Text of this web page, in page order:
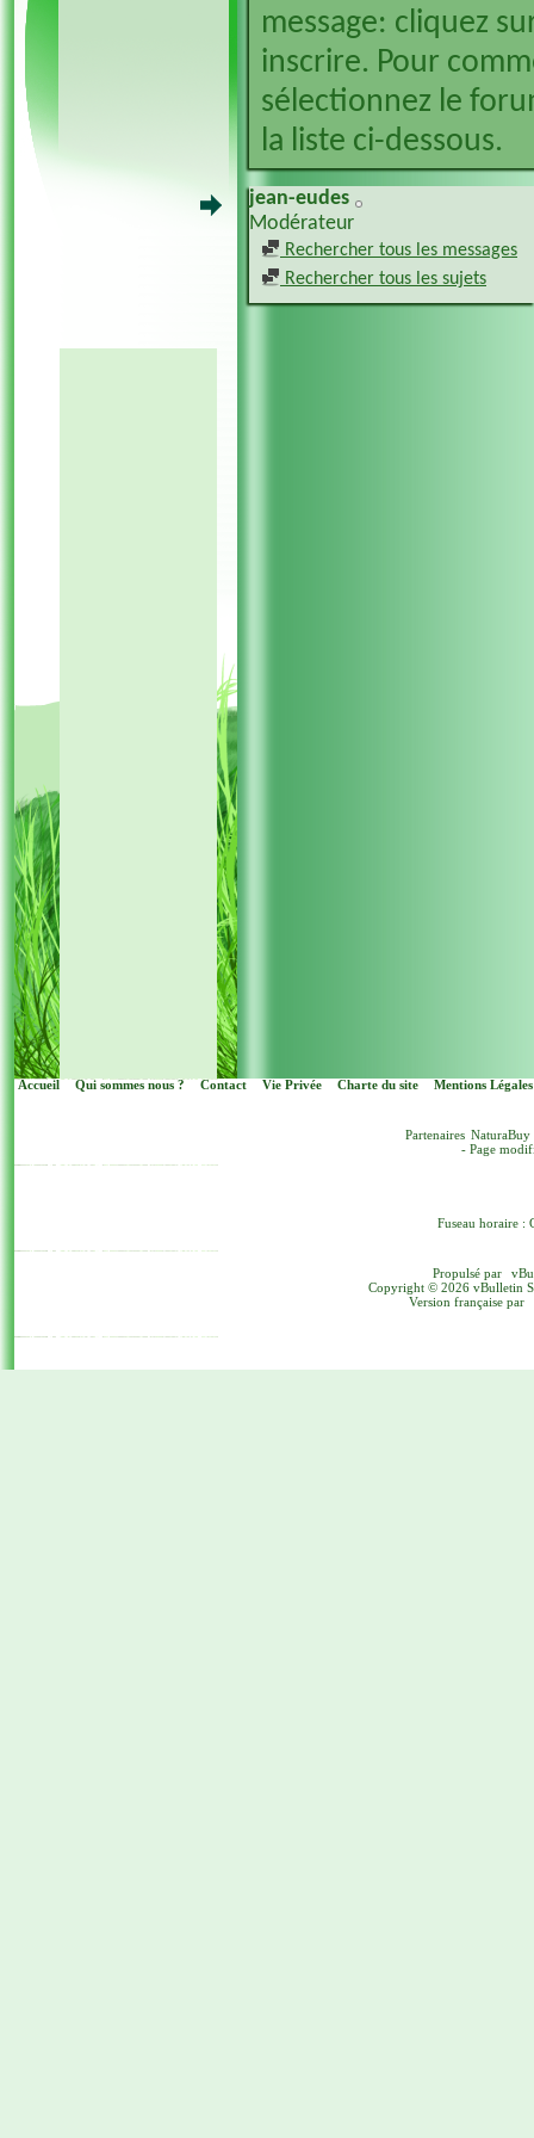
message: cliquez
inscrire. Pour
sélectionnez le
la liste ci-dessous.
jean-eudes
Modérateur
Rechercher tous les messages
Rechercher tous les sujets
Accueil Qui sommes nous ? Contact Vie Privée Charte du site Mentions Légales
Partenaires NaturaBuy
- Page
Fuseau horaire :
Propulsé par
Copyright © 2026 vBulletin
Version française par